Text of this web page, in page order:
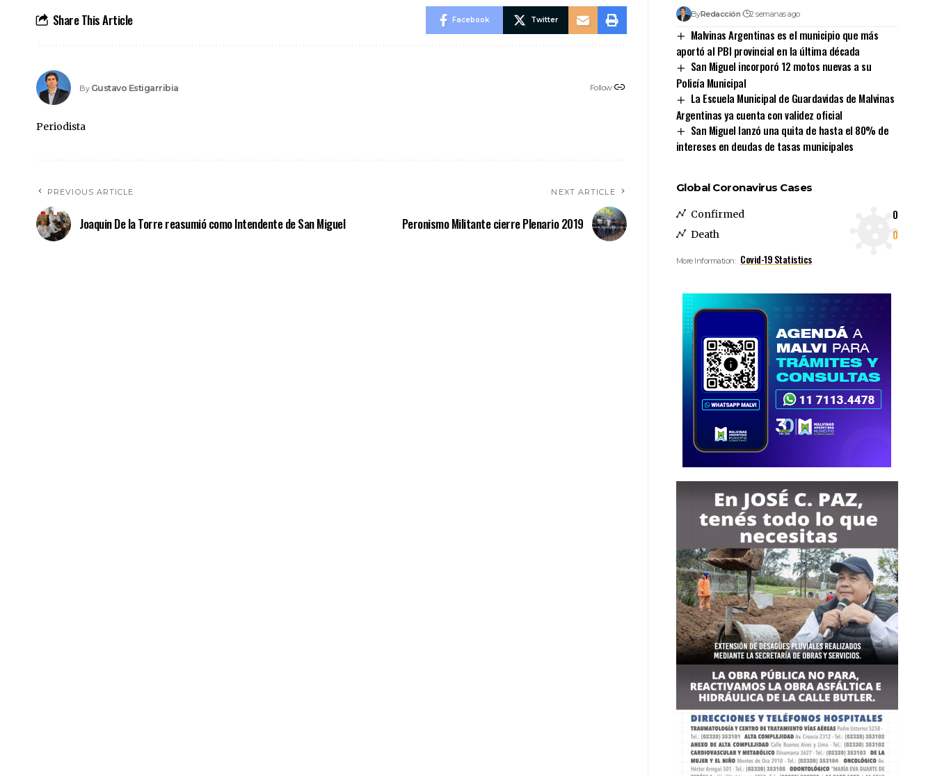
Share This Article Facebook Twitter
By Gustavo Estigarribia Follow:
Periodista
PREVIOUS ARTICLE
Joaquin De la Torre reasumió como Intendente de San Miguel
NEXT ARTICLE
Peronismo Militante cierre Plenario 2019
ByRedacción 2 semanas ago
Malvinas Argentinas es el municipio que más
aportó al PBI provincial en la última década
San Miguel incorporó 12 motos nuevas a su
Policía Municipal
La Escuela Municipal de Guardavidas de Malvinas
Argentinas ya cuenta con validez oficial
San Miguel lanzó una quita de hasta el 80% de
intereses en deudas de tasas municipales
Global Coronavirus Cases
Confirmed 0
Death 0
More Information: Covid-19 Statistics